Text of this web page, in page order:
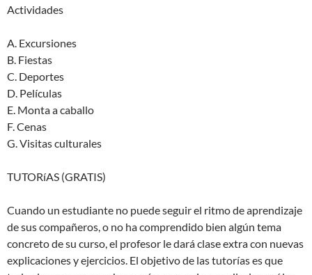
Actividades
A. Excursiones
B. Fiestas
C. Deportes
D. Películas
E. Monta a caballo
F. Cenas
G. Visitas culturales
TUTORíAS (GRATIS)
Cuando un estudiante no puede seguir el ritmo de aprendizaje
de sus compañeros, o no ha comprendido bien algún tema
concreto de su curso, el profesor le dará clase extra con nuevas
explicaciones y ejercicios. El objetivo de las tutorías es que